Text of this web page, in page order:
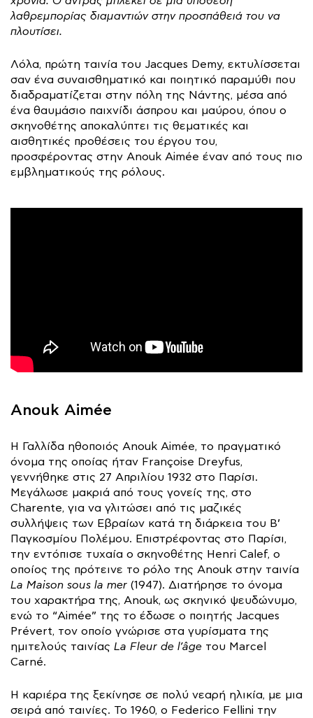
λαθρεμπορίας διαμαντιών στην προσπάθειά του να
πλουτίσει.
Λόλα, πρώτη ταινία του Jacques Demy, εκτυλίσσεται
σαν ένα συναισθηματικό και ποιητικό παραμύθι που
διαδραματίζεται στην πόλη της Νάντης, μέσα από
ένα θαυμάσιο παιχνίδι άσπρου και μαύρου, όπου ο
σκηνοθέτης αποκαλύπτει τις θεματικές και
αισθητικές προθέσεις του έργου του,
προσφέροντας στην Anouk Aimée έναν από τους πιο
εμβληματικούς της ρόλους.
Anouk Aimée
Η Γαλλίδα ηθοποιός Anouk Aimée, το πραγματικό
όνομα της οποίας ήταν Françoise Dreyfus,
γεννήθηκε στις 27 Απριλίου 1932 στο Παρίσι.
Μεγάλωσε μακριά από τους γονείς της, στο
Charente, για να γλιτώσει από τις μαζικές
συλλήψεις των Εβραίων κατά τη διάρκεια του Β’
Παγκοσμίου Πολέμου. Επιστρέφοντας στο Παρίσι,
την εντόπισε τυχαία ο σκηνοθέτης Henri Calef, ο
οποίος της πρότεινε το ρόλο της Anouk στην ταινία
La Maison sous la mer (1947). Διατήρησε το όνομα
του χαρακτήρα της, Anouk, ως σκηνικό ψευδώνυμο,
ενώ το “Aimée” της το έδωσε ο ποιητής Jacques
Prévert, τον οποίο γνώρισε στα γυρίσματα της
ημιτελούς ταινίας La Fleur de l’âge του Marcel
Carné.
Η καριέρα της ξεκίνησε σε πολύ νεαρή ηλικία, με μια
σειρά από ταινίες. Το 1960, ο Federico Fellini την